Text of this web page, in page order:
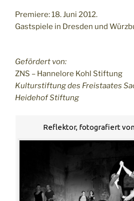
Premiere: 18. Juni 2012.
Gastspiele in Dresden und
Gefördert von:
ZNS – Hannelore Kohl Stiftung
Kulturstiftung des Freistaates
Heidehof Stiftung
Reflektor, fotografiert